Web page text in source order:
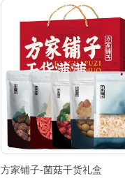
方家铺子-菌菇干货礼盒